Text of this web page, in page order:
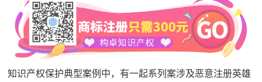
知识产权保护典型案例中，有一起系列案涉及恶意注册英雄